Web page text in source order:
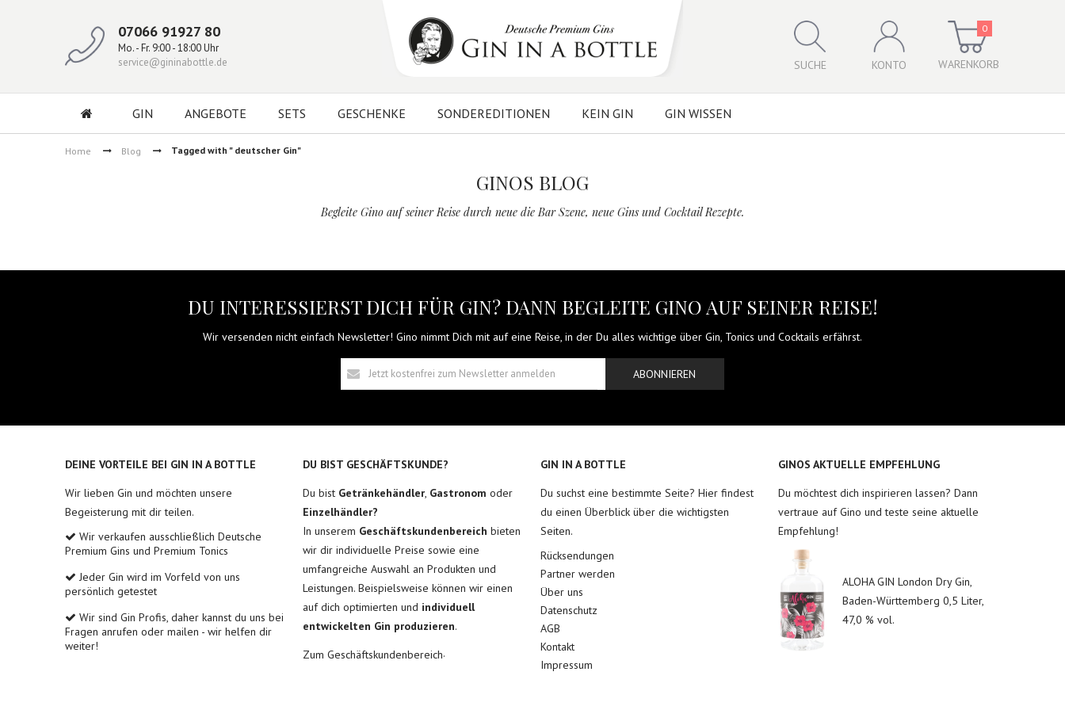
07066 91927 80
Mo. - Fr. 9:00 - 18:00 Uhr
service@gininabottle.de
SUCHE KONTO WARENKORB
0
GIN ANGEBOTE SETS GESCHENKE SONDEREDITIONEN KEIN GIN GIN WISSEN
Home Blog Tagged with " deutscher Gin"
GINOS BLOG
Begleite Gino auf seiner Reise durch neue die Bar Szene, neue Gins und Cocktail Rezepte.
DU INTERESSIERST DICH FÜR GIN? DANN BEGLEITE GINO AUF SEINER REISE!
Wir versenden nicht einfach Newsletter! Gino nimmt Dich mit auf eine Reise, in der Du alles wichtige über Gin, Tonics und Cocktails erfährst.
ABONNIEREN
DEINE VORTEILE BEI GIN IN A BOTTLE
Wir lieben Gin und möchten unsere
Begeisterung mit dir teilen.
Wir verkaufen ausschließlich Deutsche
Premium Gins und Premium Tonics
Jeder Gin wird im Vorfeld von uns
persönlich getestet
Wir sind Gin Profis, daher kannst du uns bei
Fragen anrufen oder mailen - wir helfen dir
weiter!
DU BIST GESCHÄFTSKUNDE?
Du bist Getränkehändler, Gastronom oder
Einzelhändler?
In unserem Geschäftskundenbereich bieten
wir dir individuelle Preise sowie eine
umfangreiche Auswahl an Produkten und
Leistungen. Beispielsweise können wir einen
auf dich optimierten und individuell
entwickelten Gin produzieren.
Zum Geschäftskundenbereich.
GIN IN A BOTTLE
Du suchst eine bestimmte Seite? Hier findest
du einen Überblick über die wichtigsten
Seiten.
Rücksendungen
Partner werden
Über uns
Datenschutz
AGB
Kontakt
Impressum
GINOS AKTUELLE EMPFEHLUNG
Du möchtest dich inspirieren lassen? Dann
vertraue auf Gino und teste seine aktuelle
Empfehlung!
ALOHA GIN London Dry Gin,
Baden-Württemberg 0,5 Liter,
47,0 % vol.